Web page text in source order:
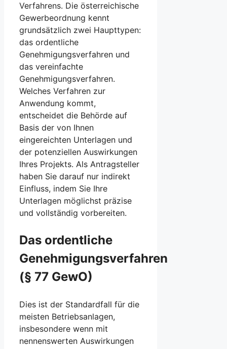
Verfahrens. Die österreichische
Gewerbeordnung kennt
grundsätzlich zwei Haupttypen:
das ordentliche
Genehmigungsverfahren und
das vereinfachte
Genehmigungsverfahren.
Welches Verfahren zur
Anwendung kommt,
entscheidet die Behörde auf
Basis der von Ihnen
eingereichten Unterlagen und
der potenziellen Auswirkungen
Ihres Projekts. Als Antragsteller
haben Sie darauf nur indirekt
Einfluss, indem Sie Ihre
Unterlagen möglichst präzise
und vollständig vorbereiten.
Das ordentliche
Genehmigungsverfahren
(§ 77 GewO)
Dies ist der Standardfall für die
meisten Betriebsanlagen,
insbesondere wenn mit
nennenswerten Auswirkungen